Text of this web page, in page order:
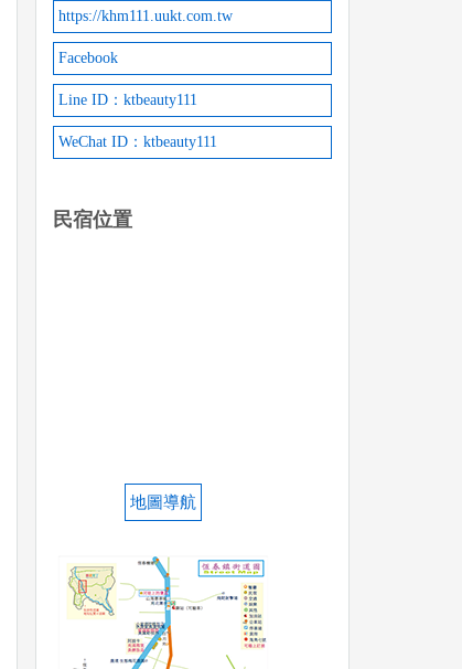
https://khm111.uukt.com.tw
Facebook
Line ID：ktbeauty111
WeChat ID：ktbeauty111
民宿位置
地圖導航